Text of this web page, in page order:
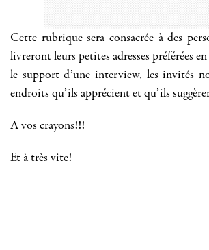
Cette rubrique sera consacrée à des
livreront leurs petites adresses préférées
le support d’une interview, les invités
endroits qu’ils apprécient et qu’ils
A vos crayons!!!
Et à très vite!